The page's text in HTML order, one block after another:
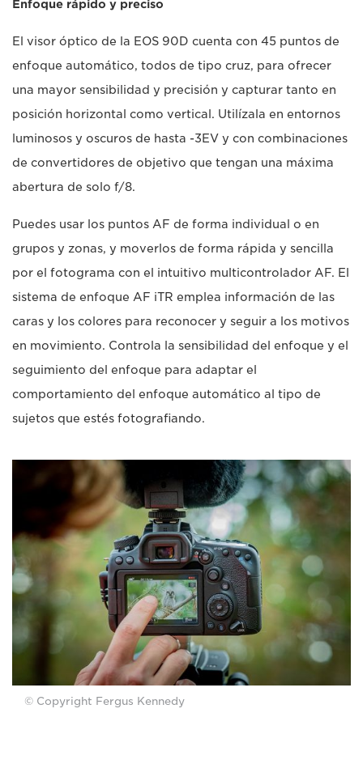
Enfoque rápido y preciso
El visor óptico de la EOS 90D cuenta con 45 puntos de
enfoque automático, todos de tipo cruz, para ofrecer
una mayor sensibilidad y precisión y capturar tanto en
posición horizontal como vertical. Utilízala en entornos
luminosos y oscuros de hasta -3EV y con combinaciones
de convertidores de objetivo que tengan una máxima
abertura de solo f/8.
Puedes usar los puntos AF de forma individual o en
grupos y zonas, y moverlos de forma rápida y sencilla
por el fotograma con el intuitivo multicontrolador AF. El
sistema de enfoque AF iTR emplea información de las
caras y los colores para reconocer y seguir a los motivos
en movimiento. Controla la sensibilidad del enfoque y el
seguimiento del enfoque para adaptar el
comportamiento del enfoque automático al tipo de
sujetos que estés fotografiando.
© Copyright Fergus Kennedy